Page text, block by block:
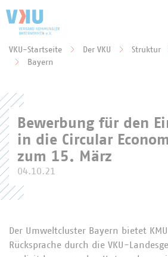
Sie befinden sich hier:
VKU-Startseite Der VKU Struktur
Bayern
Bewerbung für den
in die Circular
zum 15. März
04.10.21
Der Umweltcluster Bayern bietet
Rücksprache durch die VKU-